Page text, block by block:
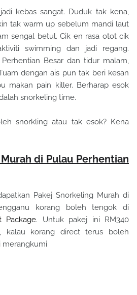
kebas sangat. Duduk tak kena,
tak warm up sebelum mandi laut
sengal betul. Cik en rasa otot cik
swimming dan jadi regang.
Besar dan tidur malam,
dengan ais pun tak beri kesan
makan pain killer. Berharap esok
snorkeling time.
snorkling atau tak esok? Kena
di Pulau Perhentian
Pakej Snorkeling Murah di
korang boleh tengok di
Package. Untuk pakej ini RM340
kalau korang direct terus boleh
merangkumi